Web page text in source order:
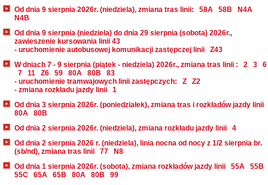
Od dnia 9 sierpnia 2026r. (niedziela), zmiana tras linii: 58A 58B
N4A
N4B
Od dnia 9 sierpnia (niedziela) do dnia 29 sierpnia (sobota) 2026r.,
zawieszenie kursowania linii 43
- uruchomienie autobusowej komunikacji zastępczej linii
Z43
W dniach 7 - 9 sierpnia (piątek - niedziela) 2026r., zmiana tras linii :
2 3
6
7
11 Z6 59 80A 80B
83
- uruchomienie tramwajowych linii zastępczych:
Z
Z2
- zmiana rozkładu jazdy linii
1
Od dnia 3 sierpnia 2026r. (poniedziałek), zmiana tras i rozkładów jazdy linii
80A
80B
Od dnia 2 sierpnia 2026r. (niedziela), zmiana rozkładu jazdy linii
4
Od dnia 2 sierpnia 2026 r. (niedziela), linia nocna od nocy z 1/2 sierpnia br.
(sb/nd), zmiana tras linii
77
N8
Od dnia 1 sierpnia 2026r. (sobota), zmiana rozkładów jazdy linii
55A
55B
55C
65A 65B 80A 80B
99